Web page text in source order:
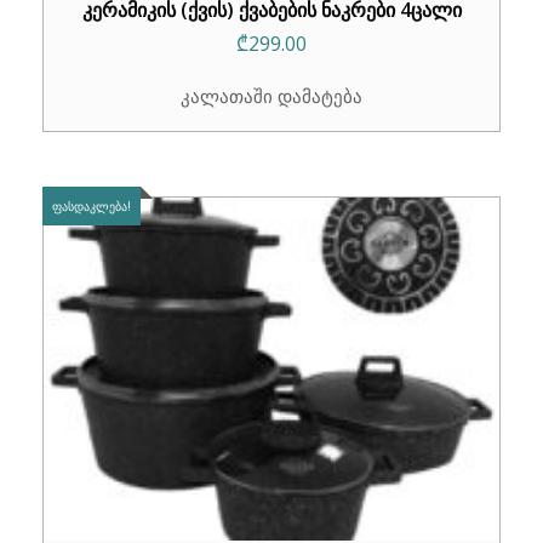
კერამიკის (ქვის) ქვაბების ნაკრები 4ცალი
₾299.00
კალათაში დამატება
ᲤᲐᲡᲓᲐᲙᲚᲔᲑᲐ!